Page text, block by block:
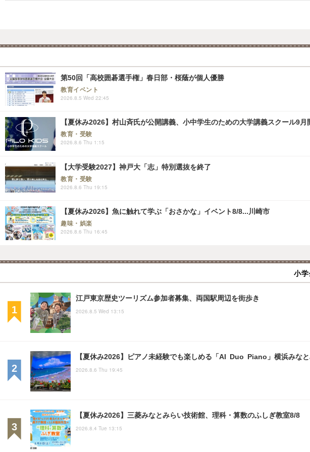
第50回「高校囲碁選手権」春日部・桜蔭が個人優勝
教育イベント
2026.8.5 Wed 22:45
【夏休み2026】村山斉氏が公開講義、小中学生のための大学講義スクール9月
教育・受験
2026.8.6 Thu 1:15
【大学受験2027】神戸大「志」特別選抜を終了
教育・受験
2026.8.6 Thu 19:15
【夏休み2026】魚に触れて学ぶ「おさかな」イベント8/8...川崎市
趣味・娯楽
2026.8.6 Thu 16:45
小
江戸東京歴史ツーリズム参加者募集、両国駅周辺を街歩き
2026.8.5 Wed 13:15
【夏休み2026】ピアノ未経験でも楽しめる「AI Duo Piano」横浜みな
2026.8.6 Thu 19:45
【夏休み2026】三菱みなとみらい技術館、理科・算数のふしぎ教室8/8
2026.8.4 Tue 13:15